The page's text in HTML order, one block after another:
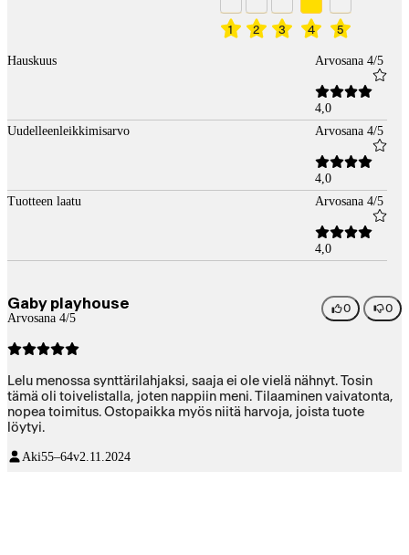
1 2 3 4 5
Hauskuus Arvosana 4/5
4,0
Uudelleenleikkimisarvo
Arvosana 4/5
4,0
Tuotteen laatu
Arvosana 4/5
4,0
Gaby playhouse
Arvosana 4/5
0 0
Lelu menossa synttärilahjaksi, saaja ei ole vielä nähnyt. Tosin
tämä oli toivelistalla, joten nappiin meni. Tilaaminen vaivatonta,
nopea toimitus. Ostopaikka myös niitä harvoja, joista tuote
löytyi.
Aki55–64v2.11.2024